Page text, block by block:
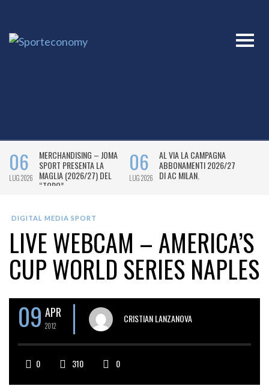
DIGITAL MEDIA SPORT
LIVE WEBCAM – AMERICA’S
CUP WORLD SERIES NAPLES
09 APR
2012
CRISTIAN LANZANOVA
0 310 0